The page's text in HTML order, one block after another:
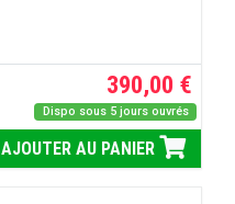
390,00 €
Dispo sous 5 jours ouvrés
AJOUTER AU PANIER